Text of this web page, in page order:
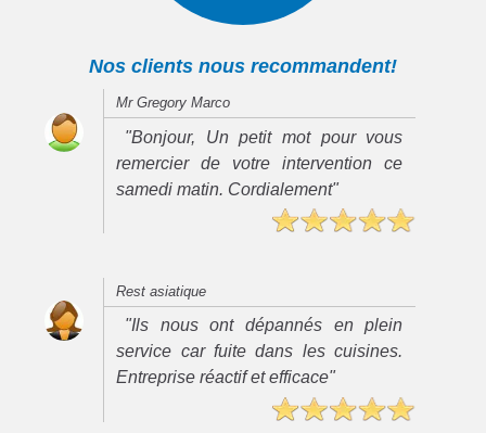
Nos clients nous recommandent!
Mr Gregory Marco
"Bonjour, Un petit mot pour vous
remercier de votre intervention ce
samedi matin. Cordialement"
Rest asiatique
"Ils nous ont dépannés en plein
service car fuite dans les cuisines.
Entreprise réactif et efficace"